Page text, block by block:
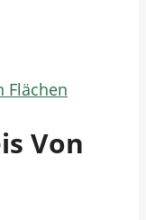
Flächen
Von